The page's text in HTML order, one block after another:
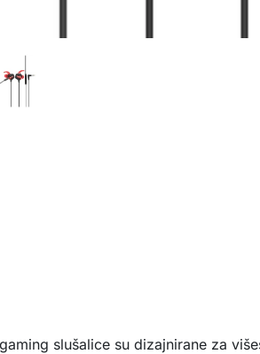
slušalice su dizajnirane za